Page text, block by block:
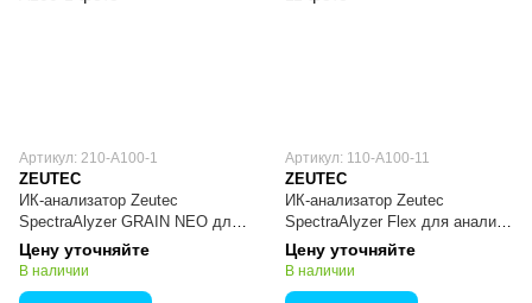
Артикул: 210-A100-1
ZEUTEC
ИК-анализатор Zeutec
SpectraAlyzer GRAIN NEO для
анализа зерна
Цену уточняйте
В наличии
Артикул: 110-A100-11
ZEUTEC
ИК-анализатор Zeutec
SpectraAlyzer Flex для анализа
зерновых
Цену уточняйте
В наличии